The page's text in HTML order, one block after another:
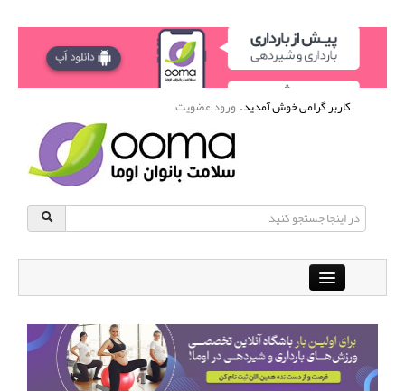
کاربر گرامی خوش آمدید.ورود|عضویت
باشگاه آنلاین ورزشی اوما
دانشنامه سلامت بانوان پرسش و پاسخ